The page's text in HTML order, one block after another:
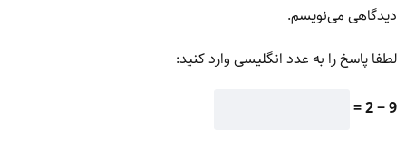
دیدگاهی می‌نویسم.
لطفا پاسخ را به عدد انگلیسی وارد کنید:
9 − 2 =